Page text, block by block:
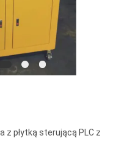
z płytką sterującą PLC z